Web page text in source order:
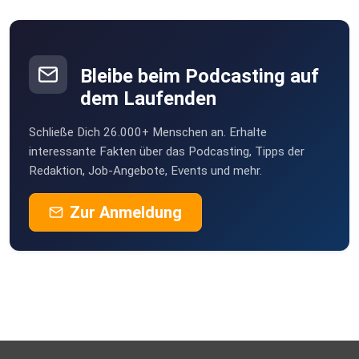
Gegenmacht - Die Zivilgesellschaft schlägt zurück
Machtübernahme - Was passiert wenn Rechtsextremisten
regieren /
Eine Anleitung zum Widerstand
Tee und Taktik Fußballfolge (TuT10): Fanproteste
Bleibe beim Podcasting auf
dem Laufenden
Schließe Dich 26.000+ Menschen an. Erhalte
interessante Fakten über das Podcasting, Tipps der
Redaktion, Job-Angebote, Events und mehr.
Zur Anmeldung